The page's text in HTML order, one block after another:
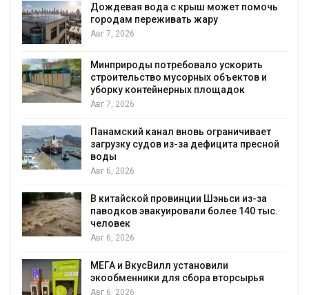
Дождевая вода с крыш может помочь
городам переживать жару
Авг 7, 2026
Минприроды потребовало ускорить
строительство мусорных объектов и
уборку контейнерных площадок
Авг 7, 2026
Панамский канал вновь ограничивает
загрузку судов из-за дефицита пресной
воды
Авг 6, 2026
В китайской провинции Шэньси из-за
паводков эвакуировали более 140 тыс.
человек
Авг 6, 2026
МЕГА и ВкусВилл установили
экообменники для сбора вторсырья
Авг 6, 2026